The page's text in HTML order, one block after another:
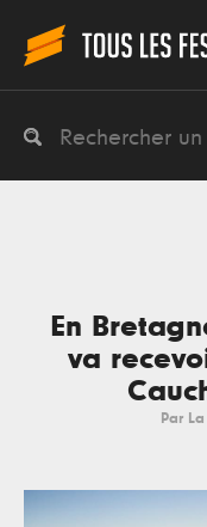
En
va
Par